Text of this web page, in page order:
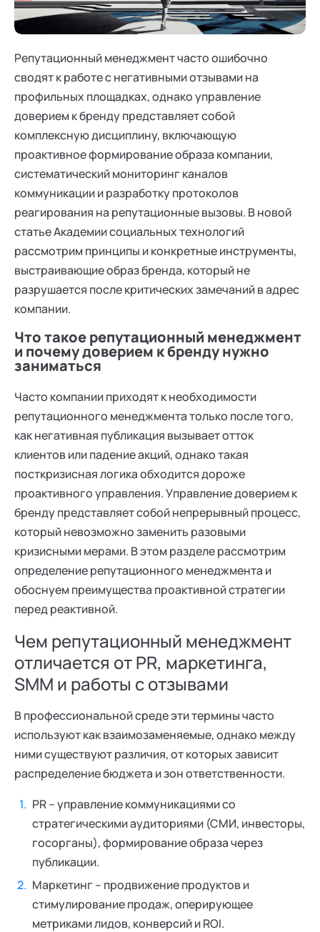
Репутационный менеджмент часто ошибочно
сводят к работе с негативными отзывами на
профильных площадках, однако управление
доверием к бренду представляет собой
комплексную дисциплину, включающую
проактивное формирование образа компании,
систематический мониторинг каналов
коммуникации и разработку протоколов
реагирования на репутационные вызовы. В новой
статье Академии социальных технологий
рассмотрим принципы и конкретные инструменты,
выстраивающие образ бренда, который не
разрушается после критических замечаний в адрес
компании.
Что такое репутационный менеджмент
и почему доверием к бренду нужно
заниматься
Часто компании приходят к необходимости
репутационного менеджмента только после того,
как негативная публикация вызывает отток
клиентов или падение акций, однако такая
посткризисная логика обходится дороже
проактивного управления. Управление доверием к
бренду представляет собой непрерывный процесс,
который невозможно заменить разовыми
кризисными мерами. В этом разделе рассмотрим
определение репутационного менеджмента и
обоснуем преимущества проактивной стратегии
перед реактивной.
Чем репутационный менеджмент
отличается от PR, маркетинга,
SMM и работы с отзывами
В профессиональной среде эти термины часто
используют как взаимозаменяемые, однако между
ними существуют различия, от которых зависит
распределение бюджета и зон ответственности.
PR – управление коммуникациями со
стратегическими аудиториями (СМИ, инвесторы,
госорганы), формирование образа через
публикации.
Маркетинг – продвижение продуктов и
стимулирование продаж, оперирующее
метриками лидов, конверсий и ROI.
Профессионалам
Поддержка
Режим работы и тп